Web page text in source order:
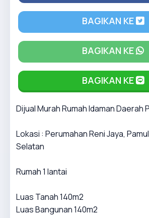
BAGIKAN KE
BAGIKAN KE
BAGIKAN KE
Dijual Murah Rumah Idaman Daerah
Lokasi : Perumahan Reni Jaya,
Selatan
Rumah 1 lantai
Luas Tanah 140m2
Luas Bangunan 140m2